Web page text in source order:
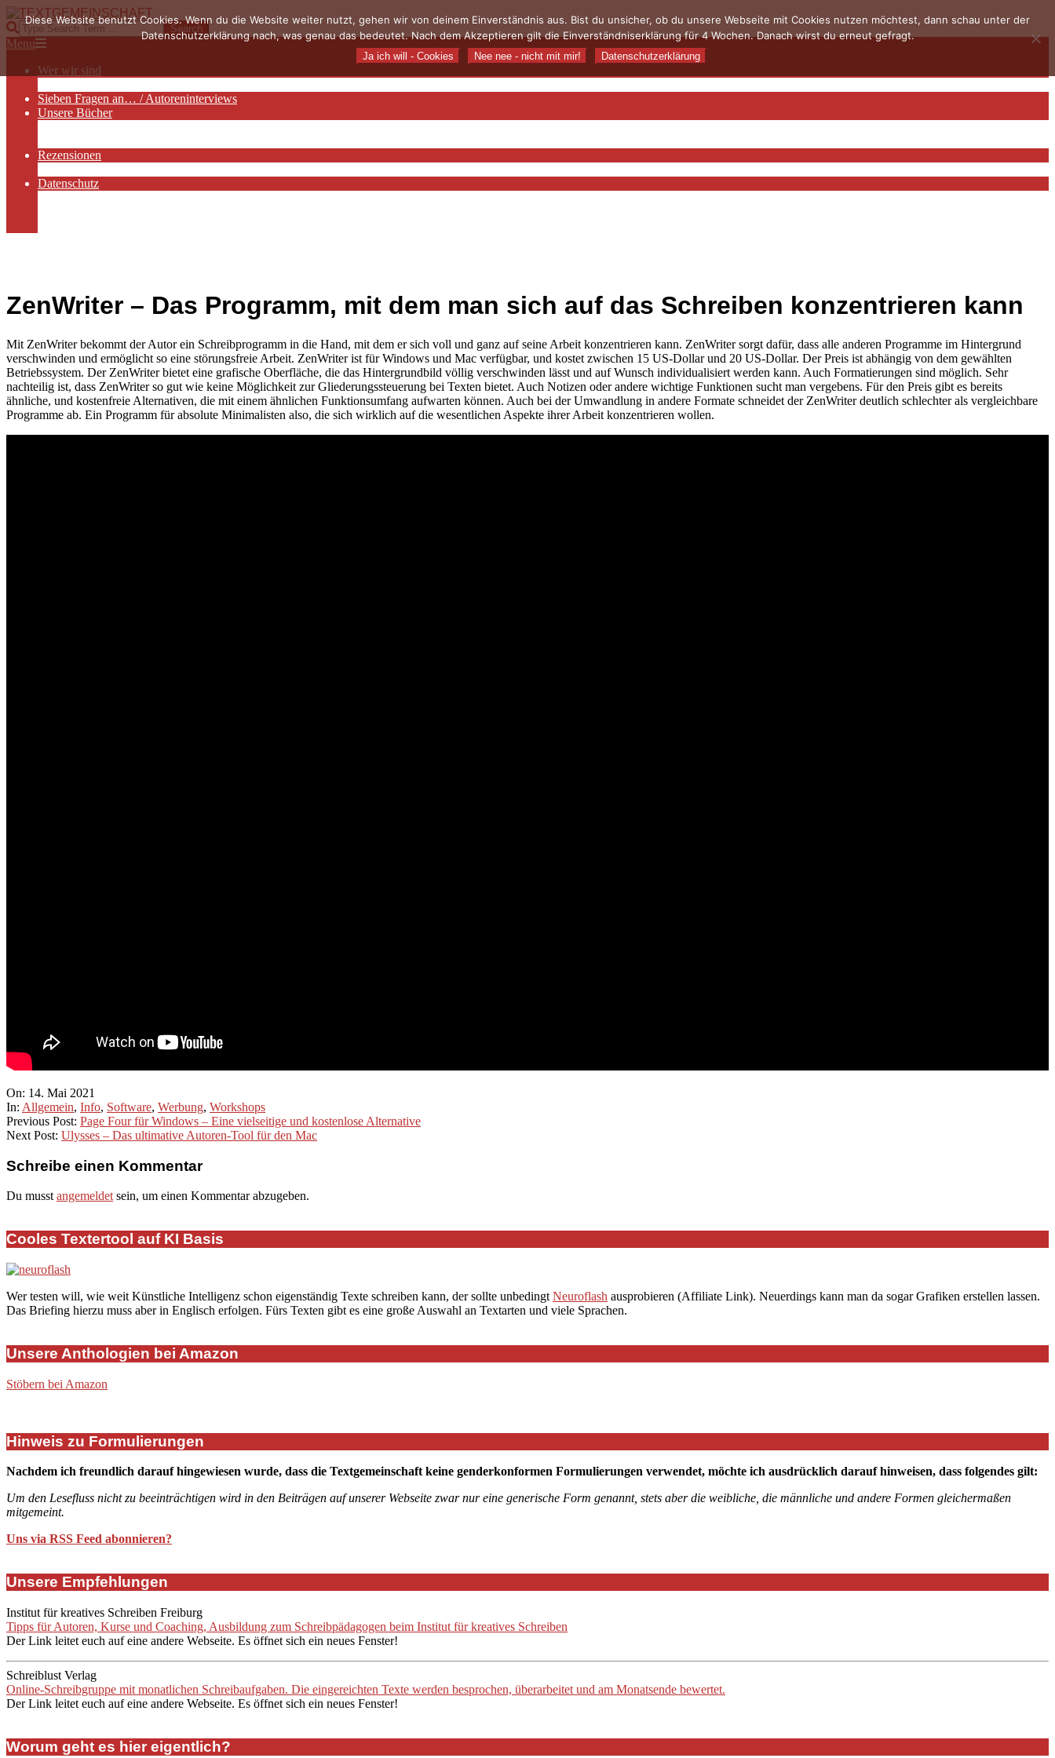
Skip
to
content
TEXTGEMEINSCHAFT
Search
Primary
Menu
Menu
Wer wir sind
Sieben Fragen an… / Autoreninterviews
Unsere Bücher
Rezensionen
Datenschutz
ZenWriter – Das Programm, mit dem man sich auf das Schreiben konzentrieren kann
Mit ZenWriter bekommt der Autor ein Schreibprogramm in die Hand, mit dem er sich voll und ganz auf seine Arbeit konzentrieren kann. ZenWriter sorgt dafür, dass alle anderen Programme im Hintergrund
verschwinden und ermöglicht so eine störungsfreie Arbeit. ZenWriter ist für Windows und Mac verfügbar, und kostet zwischen 15 US-Dollar und 20 US-Dollar. Der Preis ist abhängig von dem gewählten
Betriebssystem. Der ZenWriter bietet eine grafische Oberfläche, die das Hintergrundbild völlig verschwinden lässt und auf Wunsch individualisiert werden kann. Auch Formatierungen sind möglich. Sehr
nachteilig ist, dass ZenWriter so gut wie keine Möglichkeit zur Gliederungssteuerung bei Texten bietet. Auch Notizen oder andere wichtige Funktionen sucht man vergebens. Für den Preis gibt es bereits
ähnliche, und kostenfreie Alternativen, die mit einem ähnlichen Funktionsumfang aufwarten können. Auch bei der Umwandlung in andere Formate schneidet der ZenWriter deutlich schlechter als vergleichbare
Programme ab. Ein Programm für absolute Minimalisten also, die sich wirklich auf die wesentlichen Aspekte ihrer Arbeit konzentrieren wollen.
2021-
05-
14
On: 14. Mai 2021
In: Allgemein, Info, Software, Werbung, Workshops
Previous Post: Page Four für Windows – Eine vielseitige und kostenlose Alternative
Next Post: Ulysses – Das ultimative Autoren-Tool für den Mac
Schreibe einen Kommentar
Du musst angemeldet sein, um einen Kommentar abzugeben.
Cooles Textertool auf KI Basis
Wer testen will, wie weit Künstliche Intelligenz schon eigenständig Texte schreiben kann, der sollte unbedingt Neuroflash ausprobieren (Affiliate Link). Neuerdings kann man da sogar Grafiken erstellen lassen.
Das Briefing hierzu muss aber in Englisch erfolgen. Fürs Texten gibt es eine große Auswahl an Textarten und viele Sprachen.
Unsere Anthologien bei Amazon
Stöbern bei Amazon
Hinweis zu Formulierungen
Nachdem ich freundlich darauf hingewiesen wurde, dass die Textgemeinschaft keine genderkonformen Formulierungen verwendet, möchte ich ausdrücklich darauf hinweisen, dass folgendes gilt:
Um den Lesefluss nicht zu beeinträchtigen wird in den Beiträgen auf unserer Webseite zwar nur eine generische Form genannt, stets aber die weibliche, die männliche und andere Formen gleichermaßen
mitgemeint.
Uns via RSS Feed abonnieren?
Unsere Empfehlungen
Institut für kreatives Schreiben Freiburg
Tipps für Autoren, Kurse und Coaching, Ausbildung zum Schreibpädagogen beim Institut für kreatives Schreiben
Der Link leitet euch auf eine andere Webseite. Es öffnet sich ein neues Fenster!
Schreiblust Verlag
Online-Schreibgruppe mit monatlichen Schreibaufgaben. Die eingereichten Texte werden besprochen, überarbeitet und am Monatsende bewertet.
Der Link leitet euch auf eine andere Webseite. Es öffnet sich ein neues Fenster!
Worum geht es hier eigentlich?
Diese Website benutzt Cookies. Wenn du die Website weiter nutzt, gehen wir von deinem Einverständnis aus. Bist du unsicher, ob du unsere Webseite mit Cookies nutzen möchtest, dann schau unter der
Datenschutzerklärung nach, was genau das bedeutet. Nach dem Akzeptieren gilt die Einverständniserklärung für 4 Wochen. Danach wirst du erneut gefragt.
Ja ich will - Cookies Nee nee - nicht mit mir! Datenschutzerklärung